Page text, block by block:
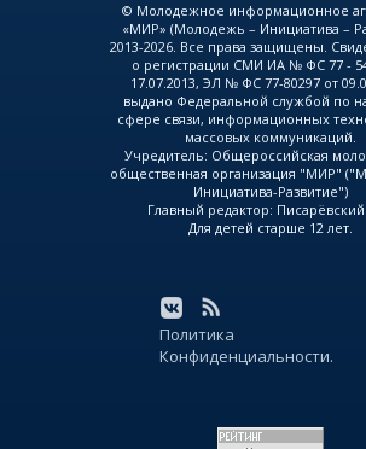
© Молодежное информационное
«МИР» (Молодежь – Инициатива –
2013-2026. Все права защищены.
о регистрации СМИ ИА № ФС 77 -
17.07.2013, ЭЛ № ФС 77-80297 от
выдано Федеральной службой по
сфере связи, информационных
массовых коммуникаций.
Учредитель: Общероссийская
общественная организация "МИР"
Инициатива-Развитие")
Главный редактор:
Для детей старше 12 лет.
Политика
Конфиденциальности.